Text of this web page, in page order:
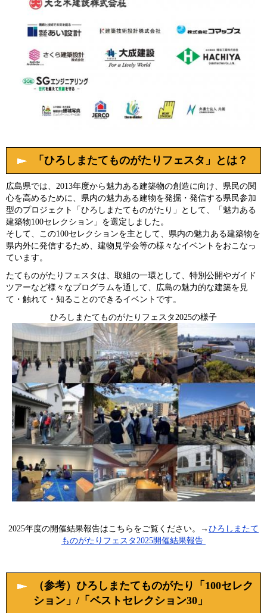
「ひろしまたてものがたりフェスタ」とは？
広島県では、2013年度から魅力ある建築物の創造に向け、県民の関
心を高めるために、県内の魅力ある建物を発掘・発信する県民参加
型のプロジェクト「ひろしまたてものがたり」として、「魅力ある
建築物100セレクション」を選定しました。
そして、この100セレクションを主として、県内の魅力ある建築物を
県内外に発信するため、建物見学会等の様々なイベントをおこなっ
ています。
たてものがたりフェスタは、取組の一環として、特別公開やガイド
ツアーなど様々なプログラムを通して、広島の魅力的な建築を見
て・触れて・知ることのできるイベントです。
ひろしまたてものがたりフェスタ2025の様子
2025年度の開催結果報告はこちらをご覧ください。→ひろしまたて
ものがたりフェスタ2025開催結果報告
（参考）ひろしまたてものがたり「100セレク
ション」/「ベストセレクション30」